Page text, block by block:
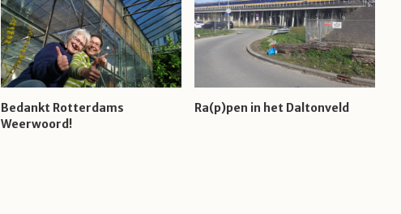
Bedankt Rotterdams
Weerwoord!
Ra(p)pen in het Daltonveld